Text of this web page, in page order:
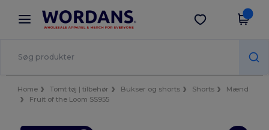
× Wordans-app
Bedre priser i appen!
Hent app
Home Tomt tøj | tilbehør Bukser og shorts Shorts
Mænd
Fruit of the Loom SS955